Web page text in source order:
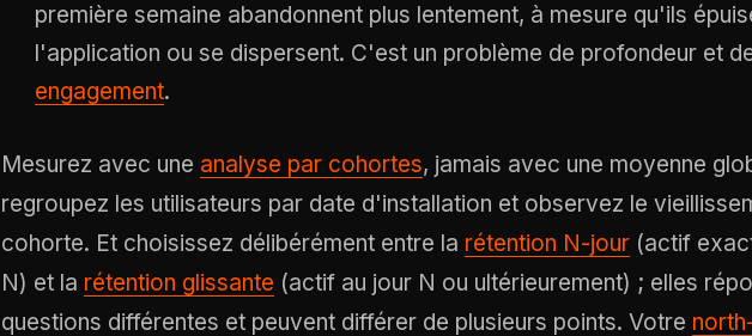
première semaine abandonnent plus lentement, à mesure qu'ils
l'application ou se dispersent. C'est un problème de profondeur et
engagement.
Mesurez avec une analyse par cohortes, jamais avec une moyenne
regroupez les utilisateurs par date d'installation et observez le
cohorte. Et choisissez délibérément entre la rétention N-jour (actif
N) et la rétention glissante (actif au jour N ou ultérieurement) ; elles
questions différentes et peuvent différer de plusieurs points. Votre